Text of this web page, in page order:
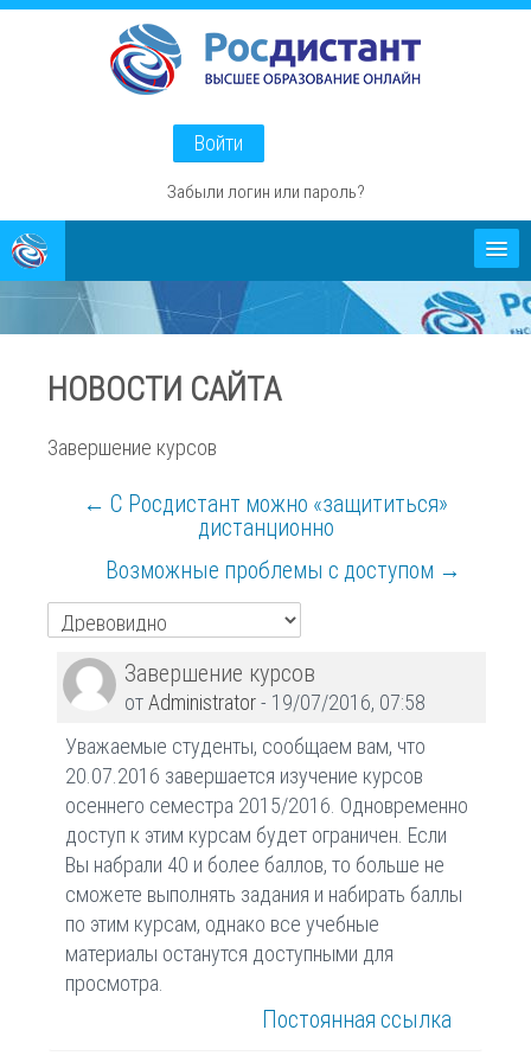
Перейти
Войти
Забыли логин или пароль?
Абитуриентам
О проекте
Способы оплаты
НОВОСТИ САЙТА
Завершение курсов
← С Росдистант можно «защититься»
дистанционно
Возможные проблемы с доступом →
Завершение курсов
отAdministrator- 19/07/2016, 07:58
Количество
ответов:
Уважаемые студенты, сообщаем вам, что
20.07.2016 завершается изучение курсов
осеннего семестра 2015/2016. Одновременно
доступ к этим курсам будет ограничен. Если
Вы набрали 40 и более баллов, то больше не
сможете выполнять задания и набирать баллы
по этим курсам, однако все учебные
материалы останутся доступными для
просмотра.
Постоянная ссылка